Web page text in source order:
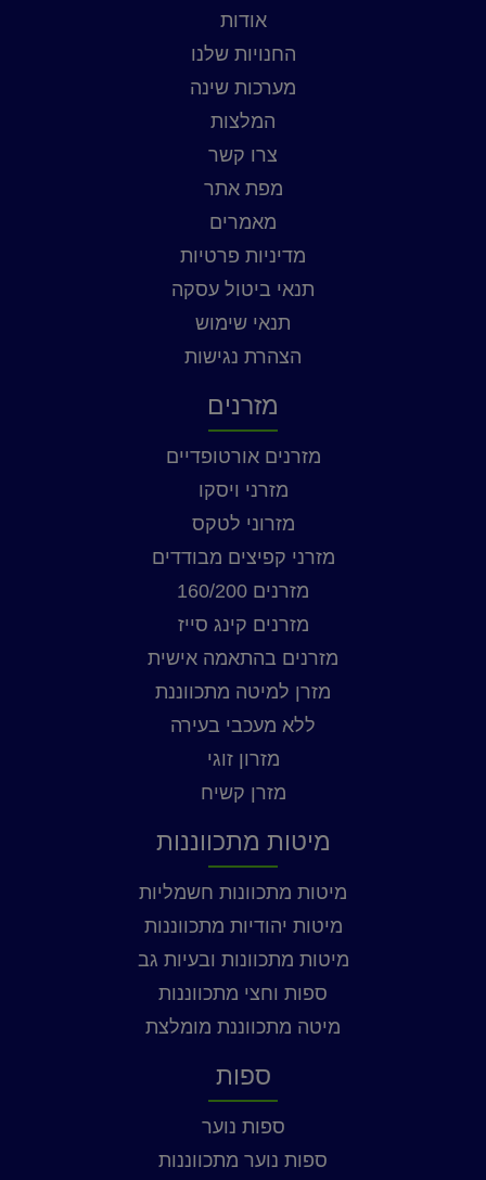
אודות
החנויות שלנו
מערכות שינה
המלצות
צרו קשר
מפת אתר
מאמרים
מדיניות פרטיות
תנאי ביטול עסקה
תנאי שימוש
הצהרת נגישות
מזרנים
מזרנים אורטופדיים
מזרני ויסקו
מזרוני לטקס
מזרני קפיצים מבודדים
מזרנים 160/200
מזרנים קינג סייז
מזרנים בהתאמה אישית
מזרן למיטה מתכווננת
ללא מעכבי בעירה
מזרון זוגי
מזרן קשיח
מיטות מתכווננות
מיטות מתכוונות חשמליות
מיטות יהודיות מתכווננות
מיטות מתכוונות ובעיות גב
ספות וחצי מתכווננות
מיטה מתכווננת מומלצת
ספות
ספות נוער
ספות נוער מתכווננות